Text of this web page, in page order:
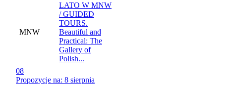
MNW
LATO W MNW
/ GUIDED
TOURS.
Beautiful and
Practical: The
Gallery of
Polish...
08
Propozycje na: 8 sierpnia